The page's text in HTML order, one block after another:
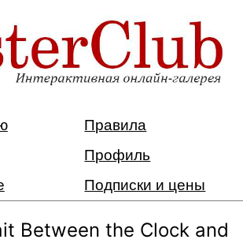
Правила
Профиль
Подписки и цены
Between the Clock and